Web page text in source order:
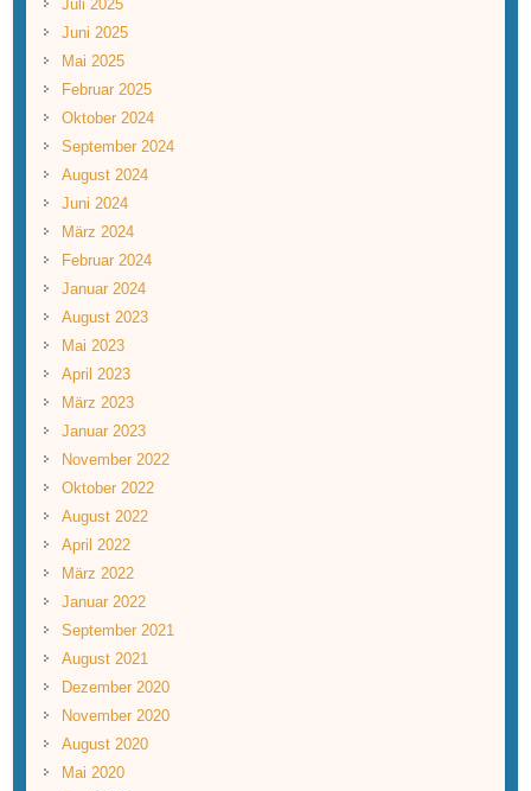
Juli 2025
Juni 2025
Mai 2025
Februar 2025
Oktober 2024
September 2024
August 2024
Juni 2024
März 2024
Februar 2024
Januar 2024
August 2023
Mai 2023
April 2023
März 2023
Januar 2023
November 2022
Oktober 2022
August 2022
April 2022
März 2022
Januar 2022
September 2021
August 2021
Dezember 2020
November 2020
August 2020
Mai 2020